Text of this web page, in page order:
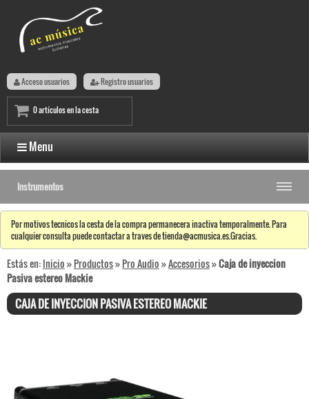
Acceso usuarios Registro usuarios
0 artículos en la cesta
Menu
Instrumentos
Por motivos tecnicos la cesta de la compra permanecera inactiva temporalmente. Para
cualquier consulta puede contactar a traves de tienda@acmusica.es.Gracias.
Estás en:Inicio»Productos»Pro Audio»Accesorios»Caja de inyeccion
Pasiva estereo Mackie
CAJA DE INYECCION PASIVA ESTEREO MACKIE